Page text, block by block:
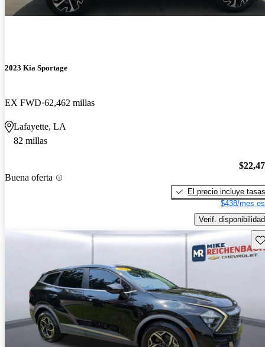
2023 Kia Sportage
EX FWD 62,462 millas
Lafayette, LA
82 millas
Buena oferta
El precio incluye tasas
$438/mes
Verif. disponibilidad